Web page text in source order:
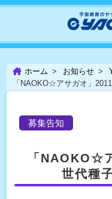
ホーム お知らせ
「NAOKO☆アサガオ」
募集告知
「NAOKO☆
世代種